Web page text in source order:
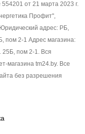
от 21 марта 2023 г.
Профит",
адрес: РБ,
пом 2-1 Адрес магазина:
25Б, пом 2-1. Вся
магазина tm24.by. Все
без разрешения